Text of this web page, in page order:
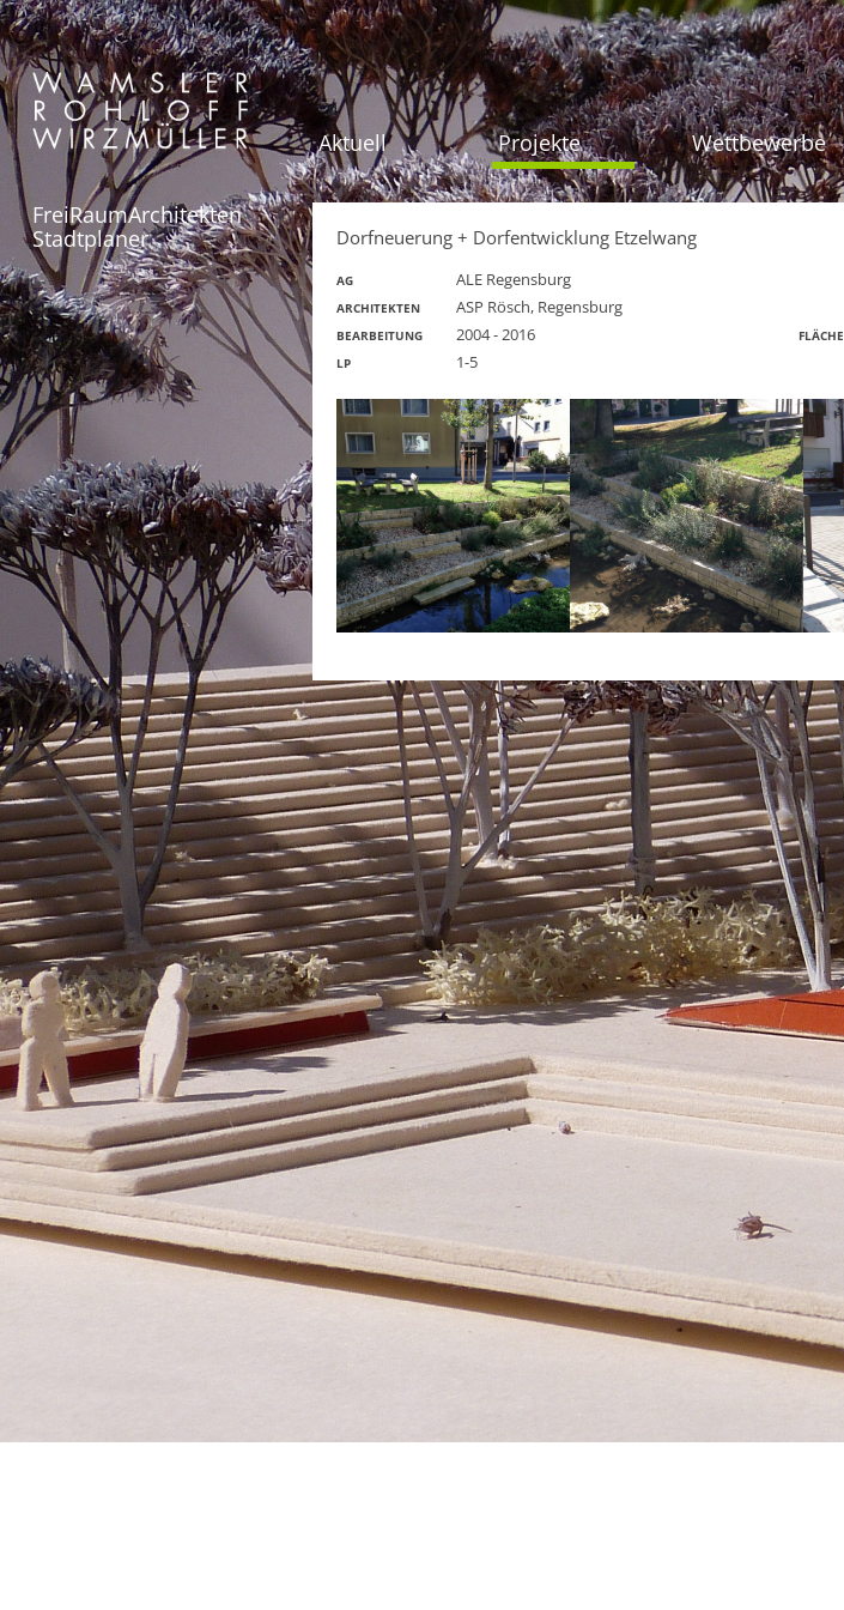
Aktuell Projekte Wettbewerbe
FreiRaumArchitekten
Stadtplaner
Dorfneuerung + Dorfentwicklung Etzelwang
AG ALE Regensburg
ARCHITEKTEN ASP Rösch, Regensburg
BEARBEITUNG 2004 - 2016 FLÄCHE
LP 1-5